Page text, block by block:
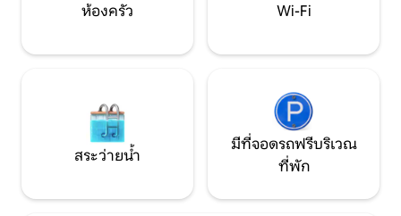
ห้องครัว Wi-Fi
สระว่ายน้ำ
มีที่จอดรถฟรีบริเวณ
ที่พัก